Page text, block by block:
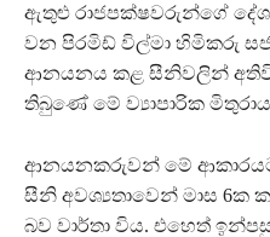
ඇතුළු රාජපක්ෂවරුන්ගේ
වන පිරමිඩ් විල්මා හිමිකරු
ආනයනය කළ සීනිවලින්
තිබුණේ මේ ව්‍යාපාරික
ආනයනකරුවන් මේ
සීනි අවශ්‍යතාවෙන් මාස 6ක
බව වාර්තා විය. එහෙත්